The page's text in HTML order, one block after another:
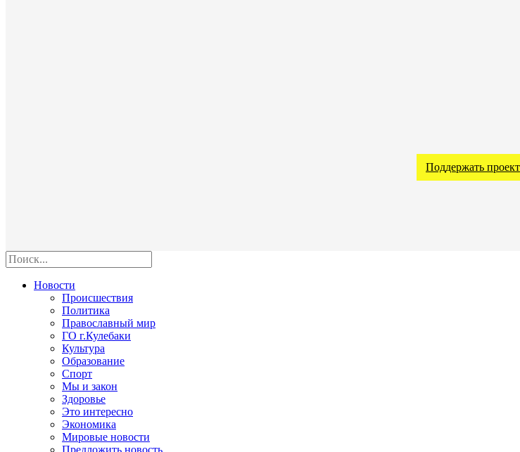
Поддержать проект
Новости
Происшествия
Политика
Православный мир
ГО г.Кулебаки
Культура
Образование
Спорт
Мы и закон
Здоровье
Это интересно
Экономика
Мировые новости